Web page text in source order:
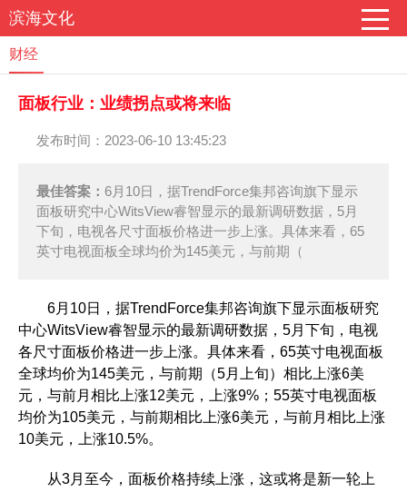
滨海文化
财经
面板行业：业绩拐点或将来临
发布时间：2023-06-10 13:45:23
最佳答案： 6月10日，据TrendForce集邦咨询旗下显示
面板研究中心WitsView睿智显示的最新调研数据，5月
下旬，电视各尺寸面板价格进一步上涨。具体来看，65
英寸电视面板全球均价为145美元，与前期（
6月10日，据TrendForce集邦咨询旗下显示面板研究
中心WitsView睿智显示的最新调研数据，5月下旬，电视
各尺寸面板价格进一步上涨。具体来看，65英寸电视面板
全球均价为145美元，与前期（5月上旬）相比上涨6美
元，与前月相比上涨12美元，上涨9%；55英寸电视面板
均价为105美元，与前期相比上涨6美元，与前月相比上涨
10美元，上涨10.5%。
从3月至今，面板价格持续上涨，这或将是新一轮上